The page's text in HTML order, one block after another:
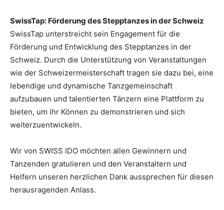
SwissTap: Förderung des Stepptanzes in der Schweiz
SwissTap unterstreicht sein Engagement für die
Förderung und Entwicklung des Stepptanzes in der
Schweiz. Durch die Unterstützung von Veranstaltungen
wie der Schweizermeisterschaft tragen sie dazu bei, eine
lebendige und dynamische Tanzgemeinschaft
aufzubauen und talentierten Tänzern eine Plattform zu
bieten, um ihr Können zu demonstrieren und sich
weiterzuentwickeln.
Wir von SWISS IDO möchten allen Gewinnern und
Tanzenden gratulieren und den Veranstaltern und
Helfern unseren herzlichen Dank aussprechen für diesen
herausragenden Anlass.